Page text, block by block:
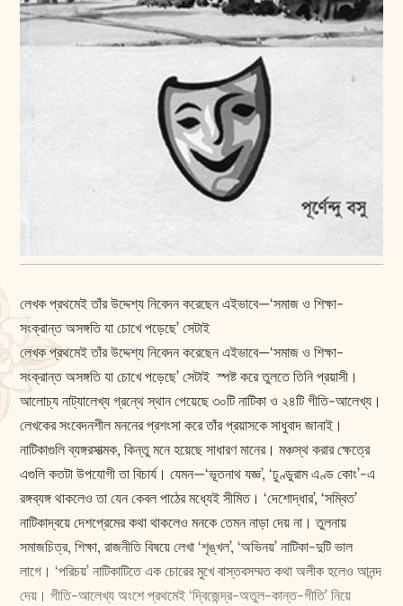
লেখক প্রথমেই তাঁর উদ্দেশ্য নিবেদন করেছেন এইভাবে—‘সমাজ ও শি‌ক্ষা-
সংক্রান্ত অসঙ্গতি যা চোখে পড়েছে’ সেটাই
লেখক প্রথমেই তাঁর উদ্দেশ্য নিবেদন করেছেন এইভাবে—‘সমাজ ও শি‌ক্ষা-
সংক্রান্ত অসঙ্গতি যা চোখে পড়েছে’ সেটাই স্পষ্ট করে তুলতে তিনি প্রয়াসী।
আলোচ্য নাট্যালেখ্য গ্রন্থে স্থান পেয়েছে ৩০টি নাটিকা ও ২৪টি গীতি-আলেখ্য।
লেখকের সংবেদনশীল মননের প্রশংসা করে তাঁর প্রয়াসকে সাধুবাদ জানাই।
নাটিকাগুলি ব্যঙ্গরসাত্মক, কিন্তু মনে হয়েছে সাধারণ মানের। মঞ্চস্থ করার ‌ক্ষেত্রে
এগুলি কতটা উপযোগী তা বিচার্য। যেমন—‘ভূতনাথ যজ্ঞ’, ‘ঢুণ্ডুরাম এণ্ড কোং’-এ
রঙ্গব্যঙ্গ থাকলেও তা যেন কেবল পাঠের মধ্যেই সীমিত। ‘দেশোদ্ধার’, ‘সম্বিত’
নাটিকাদ্বয়ে দেশপ্রেমের কথা থাকলেও মনকে তেমন নাড়া দেয় না। তুলনায়
সমাজচিত্র, শি‌ক্ষা, রাজনীতি বিষয়ে লেখা ‘শৃঙ্খল’, ‘অভিনয়’ নাটিকা-দুটি ভাল
লাগে। ‘পরিচয়’ নাটিকাটিতে এক চোরের মুখে বাস্তবসম্মত কথা অলীক হলেও আনন্দ
দেয়। গীতি-আলেখ্য অংশে প্রথমেই ‘দ্বিজেন্দ্র-অতুল-কান্ত-গীতি’ নিয়ে